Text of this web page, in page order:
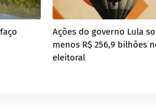
Ações do governo Lula
menos R$ 256,9 bilhões
eleitoral